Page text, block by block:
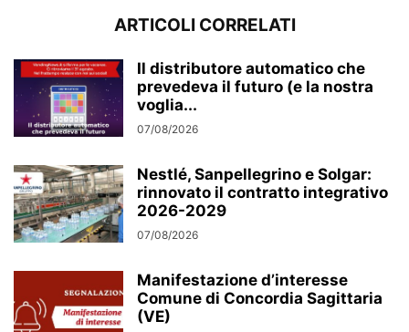
ARTICOLI CORRELATI
Il distributore automatico che
prevedeva il futuro (e la nostra
voglia...
07/08/2026
Nestlé, Sanpellegrino e Solgar:
rinnovato il contratto integrativo
2026-2029
07/08/2026
Manifestazione d’interesse
Comune di Concordia Sagittaria
(VE)